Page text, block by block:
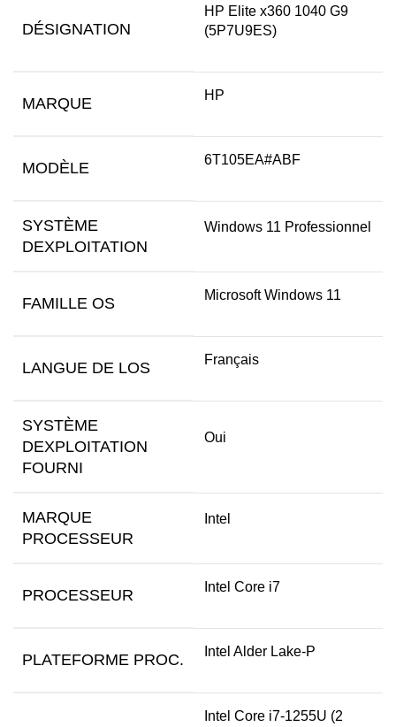
DÉSIGNATION
HP Elite x360 1040 G9
(5P7U9ES)
MARQUE HP
MODÈLE 6T105EA#ABF
SYSTÈME
DEXPLOITATION
Windows 11 Professionnel
FAMILLE OS Microsoft Windows 11
LANGUE DE LOS Français
SYSTÈME
DEXPLOITATION
FOURNI
Oui
MARQUE
PROCESSEUR
Intel
PROCESSEUR Intel Core i7
PLATEFORME PROC. Intel Alder Lake-P
Intel Core i7-1255U (2